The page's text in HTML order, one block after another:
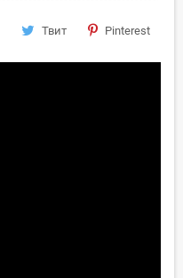
Твит Pinterest